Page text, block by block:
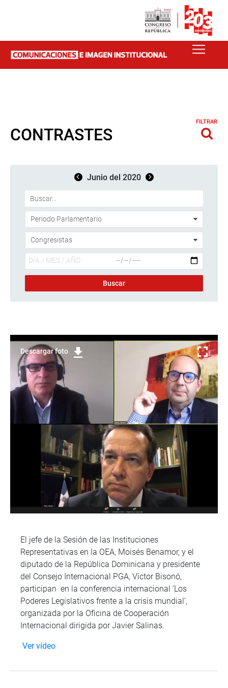
CONTRASTES
FILTRAR
Junio del 2020
Descargar foto
El jefe de la Sesión de las Instituciones
Representativas en la OEA, Moisés Benamor, y el
diputado de la República Dominicana y presidente
del Consejo Internacional PGA, Víctor Bisonó,
participan en la conferencia internacional ‘Los
Poderes Legislativos frente a la crisis mundial’,
organizada por la Oficina de Cooperación
Internacional dirigida por Javier Salinas.
Ver vídeo